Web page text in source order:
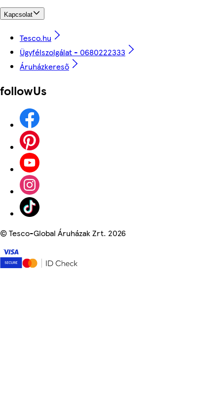
Kapcsolat
Tesco.hu
Ügyfélszolgálat - 0680222333
Áruházkereső
followUs
©Tesco-Global Áruházak Zrt. 2026